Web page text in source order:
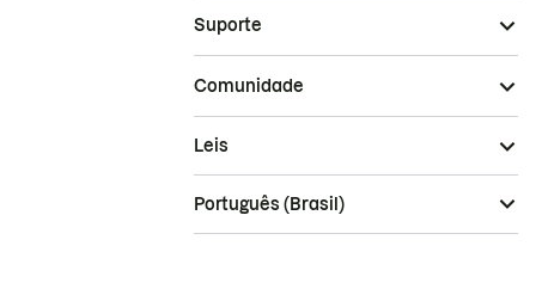
Suporte
Comunidade
Leis
Português (Brasil)